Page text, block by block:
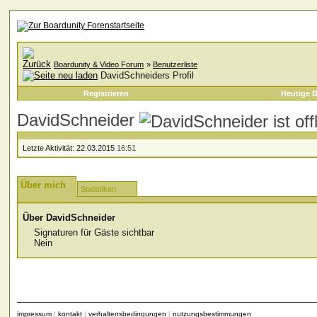
Boardunity & Video Forum » Benutzerliste
DavidSchneiders Profil
Registrieren Heutige
DavidSchneider
Letzte Aktivität: 22.03.2015 16:51
Über mich Statistiken
Über DavidSchneider
Signaturen für Gäste sichtbar
Nein
impressum | kontakt | verhaltensbedingungen | nutzungsbestimmungen